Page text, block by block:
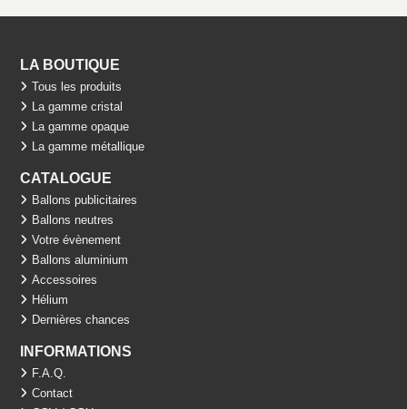
LA BOUTIQUE
Tous les produits
La gamme cristal
La gamme opaque
La gamme métallique
CATALOGUE
Ballons publicitaires
Ballons neutres
Votre évènement
Ballons aluminium
Accessoires
Hélium
Dernières chances
INFORMATIONS
F.A.Q.
Contact